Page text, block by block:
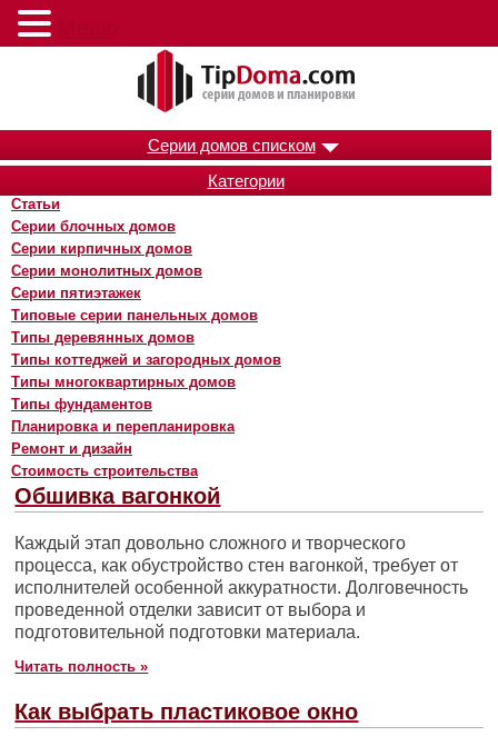
Серии домов списком
Категории
Статьи
Серии блочных домов
Серии кирпичных домов
Серии монолитных домов
Серии пятиэтажек
Типовые серии панельных домов
Типы деревянных домов
Типы коттеджей и загородных домов
Типы многоквартирных домов
Типы фундаментов
Планировка и перепланировка
Ремонт и дизайн
Стоимость строительства
Обшивка вагонкой
Каждый этап довольно сложного и творческого
процесса, как обустройство стен вагонкой, требует от
исполнителей особенной аккуратности. Долговечность
проведенной отделки зависит от выбора и
подготовительной подготовки материала.
Читать полность »
Как выбрать пластиковое окно